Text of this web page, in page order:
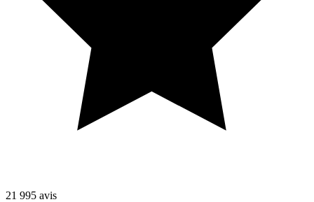
21 995 avis